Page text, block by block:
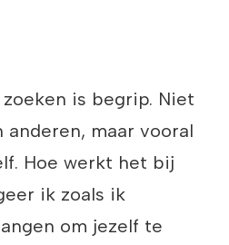
is begrip. Niet
maar vooral
Hoe werkt het bij
ik zoals ik
om jezelf te